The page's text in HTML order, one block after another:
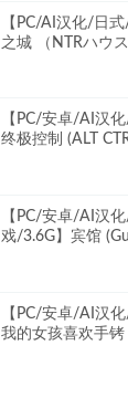
【PC/AI汉化/日
之城 （NTRハウ
【PC/安卓/AI汉
终极控制 (ALT
【PC/安卓/AI汉
戏/3.6G】宾馆
【PC/安卓/AI汉
我的女孩喜欢手铐